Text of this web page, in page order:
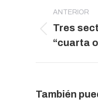
entre
ANTERIOR
Publicación
anterior:
Tres
“cuarta
También